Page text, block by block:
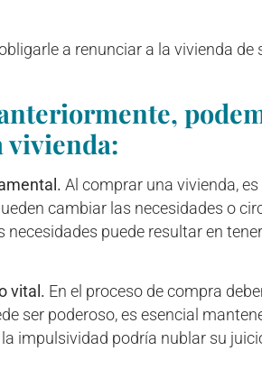
a renunciar a la vivienda
vivienda:
Al comprar una vivienda,
cambiar las necesidades o
puede resultar en
vital. En el proceso de compra
ser poderoso, es esencial
impulsividad podría nublar su